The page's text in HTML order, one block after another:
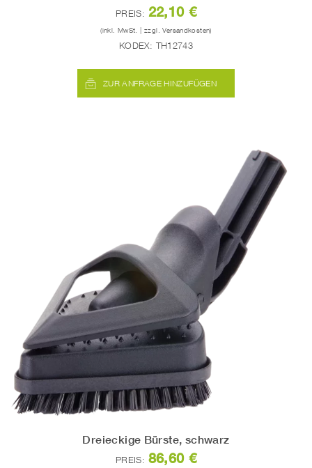
PREIS: 22,10 €
(inkl. MwSt. | zzgl. Versandkosten)
KODEX: TH12743
ZUR ANFRAGE HINZUFÜGEN
Dreieckige Bürste, schwarz
PREIS: 86,60 €